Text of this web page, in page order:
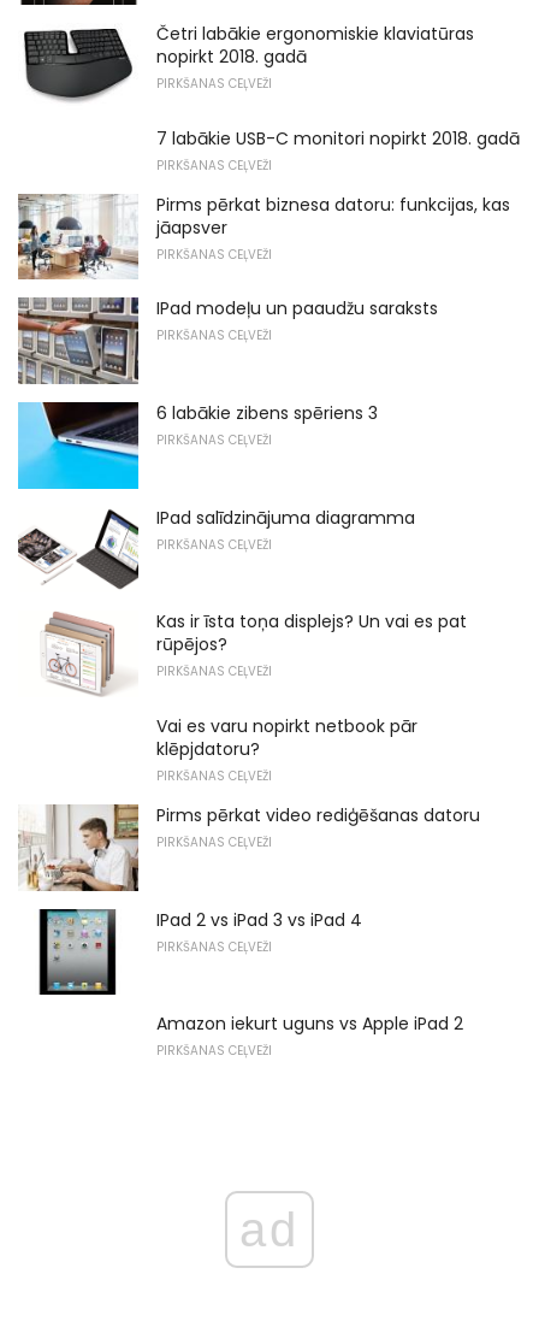
Četri labākie ergonomiskie klaviatūras
nopirkt 2018. gadā
PIRKŠANAS CEĻVEŽI
7 labākie USB-C monitori nopirkt 2018. gadā
PIRKŠANAS CEĻVEŽI
Pirms pērkat biznesa datoru: funkcijas, kas
jāapsver
PIRKŠANAS CEĻVEŽI
IPad modeļu un paaudžu saraksts
PIRKŠANAS CEĻVEŽI
6 labākie zibens spēriens 3
PIRKŠANAS CEĻVEŽI
IPad salīdzinājuma diagramma
PIRKŠANAS CEĻVEŽI
Kas ir īsta toņa displejs? Un vai es pat
rūpējos?
PIRKŠANAS CEĻVEŽI
Vai es varu nopirkt netbook pār
klēpjdatoru?
PIRKŠANAS CEĻVEŽI
Pirms pērkat video rediģēšanas datoru
PIRKŠANAS CEĻVEŽI
IPad 2 vs iPad 3 vs iPad 4
PIRKŠANAS CEĻVEŽI
Amazon iekurt uguns vs Apple iPad 2
PIRKŠANAS CEĻVEŽI
ad